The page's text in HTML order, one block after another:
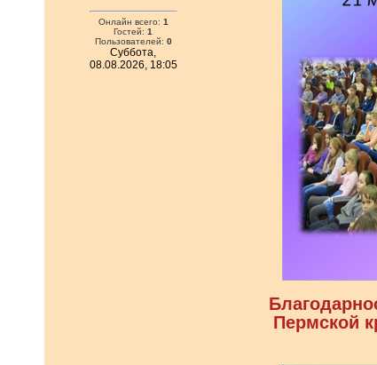
Онлайн всего: 1
Гостей: 1
Пользователей: 0
Суббота,
08.08.2026, 18:05
Пермской